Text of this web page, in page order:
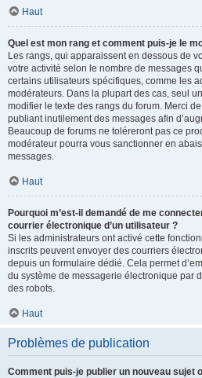
Haut
Quel est mon rang et comment puis-je le
Les rangs, qui apparaissent en dessous de
votre activité selon le nombre de messages
certains utilisateurs spécifiques, comme les
modérateurs. Dans la plupart des cas, seul
modifier le texte des rangs du forum. Merci
publiant inutilement des messages afin
Beaucoup de forums ne toléreront pas ce
modérateur pourra vous sanctionner en
messages.
Haut
Pourquoi m’est-il demandé de me
courrier électronique d’un utilisateur ?
Si les administrateurs ont activé cette
inscrits peuvent envoyer des courriers
depuis un formulaire dédié. Cela permet
du système de messagerie électronique par
des robots.
Haut
Problèmes de publication
Comment puis-je publier un nouveau sujet